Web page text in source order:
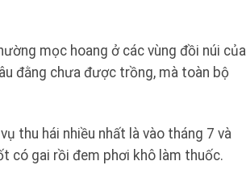
mọc hoang ở các vùng đồi núi của
đằng chưa được trồng, mà toàn bộ
thu hái nhiều nhất là vào tháng 7 và
có gai rồi đem phơi khô làm thuốc.